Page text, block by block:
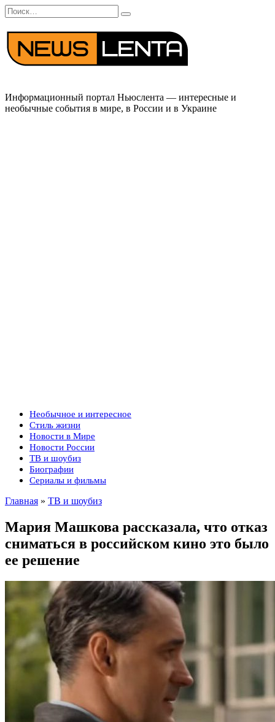
Перейти
к
содержанию
Search
for:
Информационный портал Ньюслента — интересные и
необычные события в мире, в России и в Украине
Необычное и интересное
Стиль жизни
Новости в Мире
Новости России
ТВ и шоубиз
Биографии
Сериалы и фильмы
Главная » ТВ и шоубиз
Мария Машкова рассказала, что отказ
сниматься в российском кино это было
ее решение